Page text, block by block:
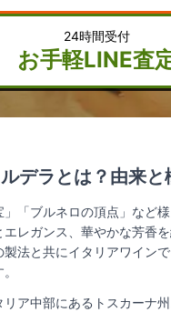
24時間受付
お手軽LINE査
デラとは？由来と
」「ブルネロの頂点」など
レガンス、華やかな芳香を
法と共にイタリアワイン
リア中部にあるトスカーナ